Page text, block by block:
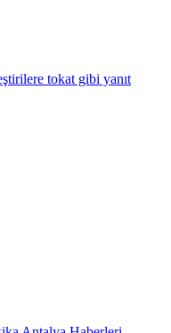
tokat gibi yanıt